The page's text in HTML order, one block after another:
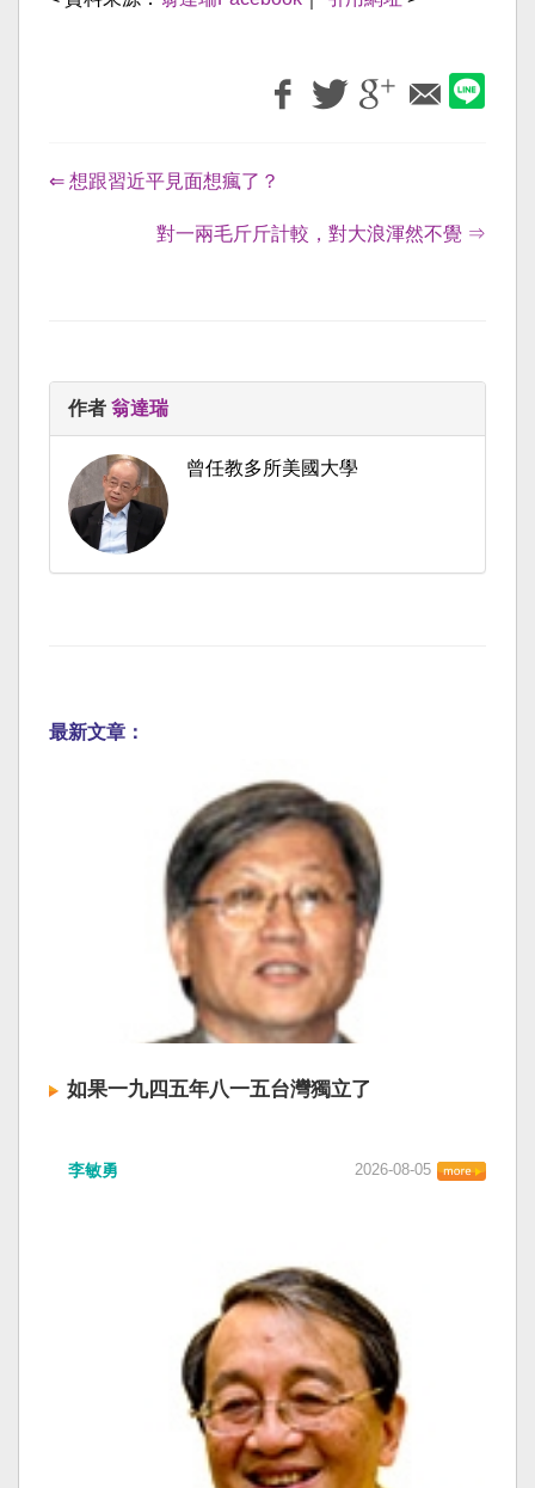
⇐ 想跟習近平見面想瘋了？
對一兩毛斤斤計較，對大浪渾然不覺 ⇒
作者 翁達瑞
曾任教多所美國大學
最新文章：
如果一九四五年八一五台灣獨立了
李敏勇 2026-08-05